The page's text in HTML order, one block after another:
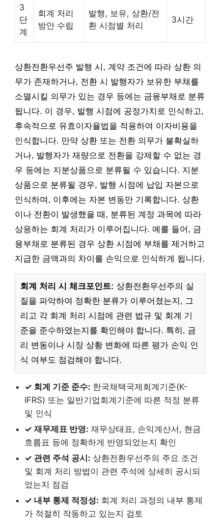
3
단
계
회계 처리
방안 수립
발행, 보유, 상환/전
환 시점별 처리
3시간
상환전환우선주 발행 시, 계약 조건에 따라 상환 의
무가 존재하거나, 전환 시 발행자가 보유한 부채를
소멸시킬 의무가 있는 경우 등에는 금융부채로 분류
됩니다. 이 경우, 발행 시점에 공정가치로 인식하고,
후속적으로 유효이자율법을 적용하여 이자비용을
인식합니다. 만약 상환 또는 전환 의무가 불확실하
거나, 발행자가 재량으로 전환을 강제할 수 없는 경
우 등에는 지분상품으로 분류될 수 있습니다. 지분
상품으로 분류될 경우, 발행 시점에 납입 자본으로
인식하며, 이후에는 자본 변동만 기록합니다. 상환
이나 전환이 발생했을 때, 분류된 계정 과목에 따라
상응하는 회계 처리가 이루어집니다. 예를 들어, 금
융부채로 분류된 경우 상환 시점에 부채를 제거하고
지급한 금액과의 차이를 손익으로 인식하게 됩니다.
회계 처리 시 체크포인트: 상환전환우선주의 실
질을 파악하여 정확한 분류가 이루어졌는지, 그
리고 각 회계 처리 시점에 관련 법규 및 회계 기
준을 준수하였는지를 확인해야 합니다. 특히, 금
리 변동이나 시장 상황 변화에 따른 평가 손익 인
식 여부도 점검해야 합니다.
✓ 회계 기준 준수: 한국채택국제회계기준(K-
IFRS) 또는 일반기업회계기준에 따른 적정 분류
및 인식
✓ 재무제표 반영: 재무상태표, 손익계산서, 현금
흐름표 등에 정확하게 반영되었는지 확인
✓ 관련 주석 공시: 상환전환우선주의 주요 조건
및 회계 처리 방법이 관련 주석에 상세히 공시되
었는지 점검
✓ 내부 통제 적정성: 회계 처리 과정의 내부 통제
가 적절히 작동하고 있는지 검토